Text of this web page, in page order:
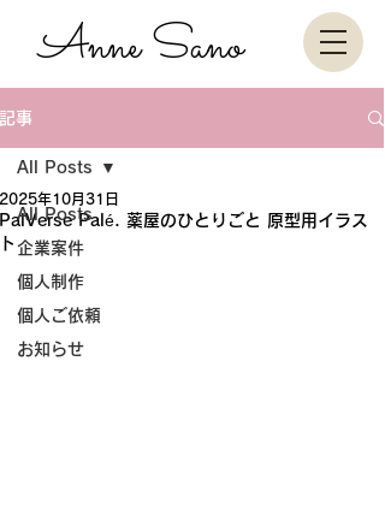
Anne Sano
記事
All Posts
企業案件
個人制作
個人ご依頼
お知らせ
All Posts
PalVerse Palé. 薬屋のひとりごと 原型用イラス
ト
2025年10月31日